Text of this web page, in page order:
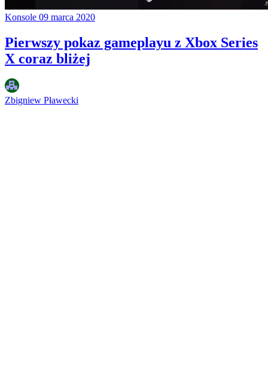
Konsole 09 marca 2020
Pierwszy pokaz gameplayu z Xbox Series
X coraz bliżej
Zbigniew Pławecki